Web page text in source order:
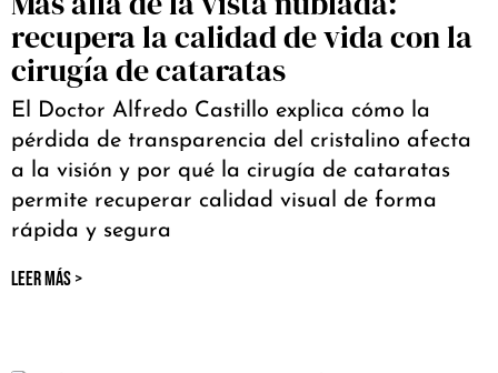
recupera la calidad de vida con la
cirugía de cataratas
El Doctor Alfredo Castillo explica cómo la
pérdida de transparencia del cristalino afecta
a la visión y por qué la cirugía de cataratas
permite recuperar calidad visual de forma
rápida y segura
LEER MÁS >